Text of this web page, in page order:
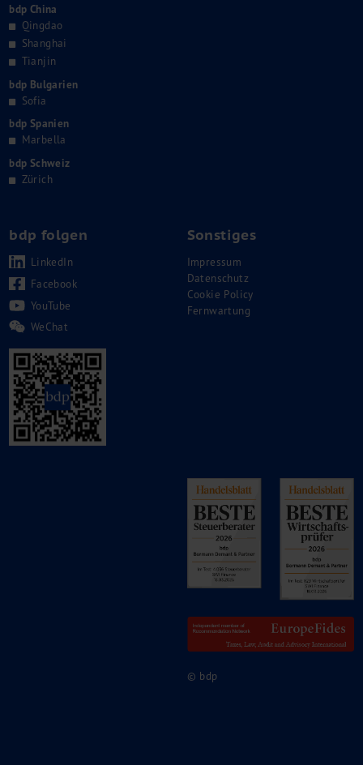
bdp China
Qingdao
Shanghai
Tianjin
bdp Bulgarien
Sofia
bdp Spanien
Marbella
bdp Schweiz
Zürich
bdp folgen
LinkedIn
Facebook
YouTube
WeChat
Sonstiges
Impressum
Datenschutz
Cookie Policy
Fernwartung
© bdp